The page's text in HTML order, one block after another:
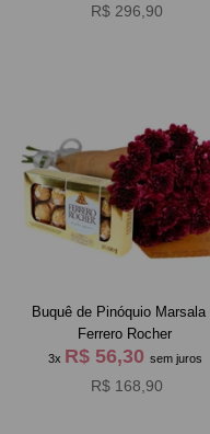
R$ 296,90
Buquê de Pinóquio Marsala
Ferrero Rocher
3x R$ 56,30 sem juros
R$ 168,90